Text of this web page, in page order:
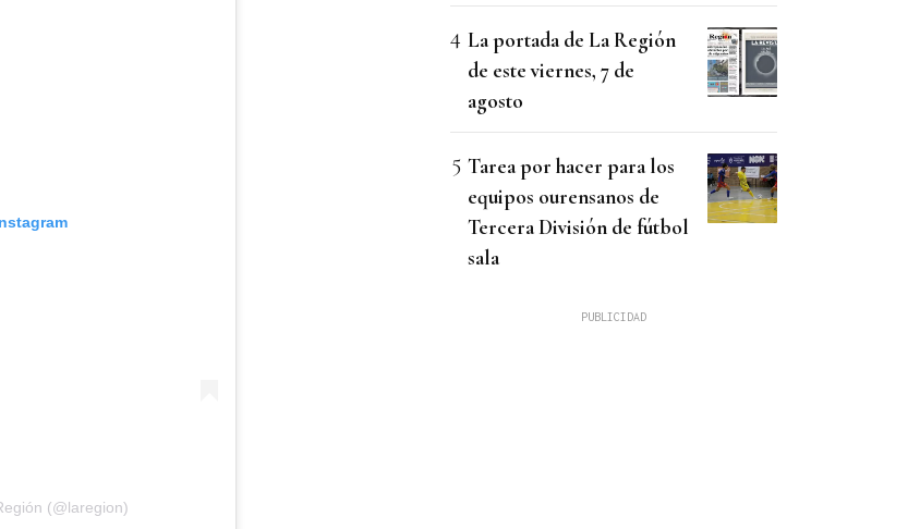
(@laregion)
La portada de La Región
de este viernes, 7 de
agosto
Tarea por hacer para los
equipos ourensanos de
Tercera División de fútbol
sala